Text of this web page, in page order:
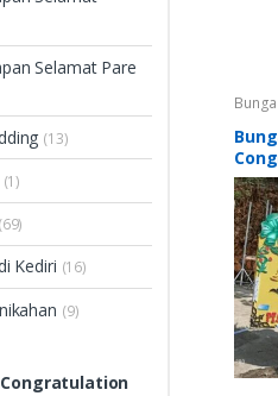
Pare,
Selamat Pare
(13)
(1)
(69)
Kediri (16)
(9)